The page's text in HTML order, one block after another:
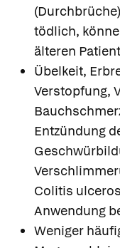
tödlich,
älteren
Übelkeit,
Verstopfung,
Entzündung
Colitis
Anwendung
Weniger